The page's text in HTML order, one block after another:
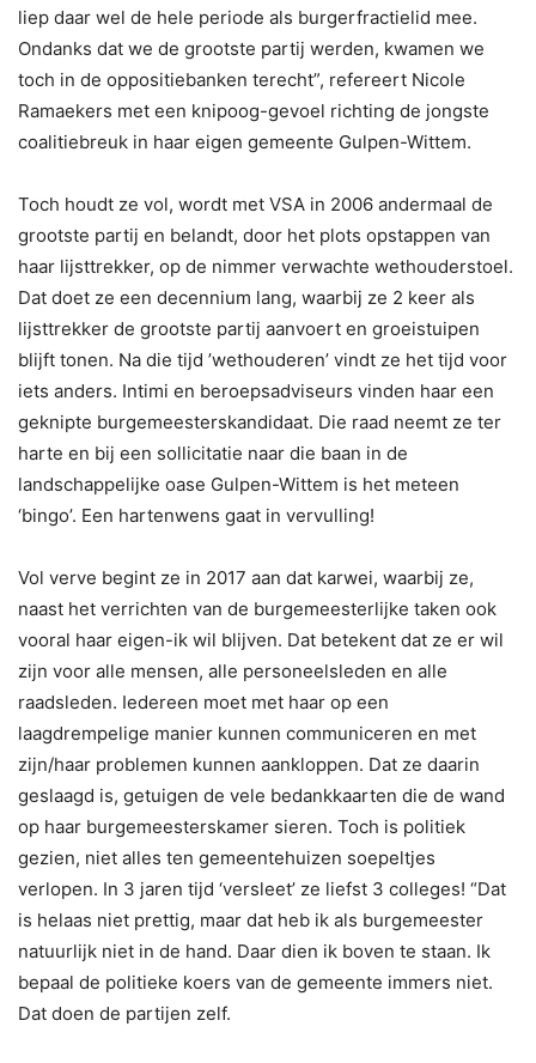
liep daar wel de hele periode als burgerfractielid mee.
Ondanks dat we de grootste partij werden, kwamen we
toch in de oppositiebanken terecht”, refereert Nicole
Ramaekers met een knipoog-gevoel richting de jongste
coalitiebreuk in haar eigen gemeente Gulpen-Wittem.
Toch houdt ze vol, wordt met VSA in 2006 andermaal de
grootste partij en belandt, door het plots opstappen van
haar lijsttrekker, op de nimmer verwachte wethouderstoel.
Dat doet ze een decennium lang, waarbij ze 2 keer als
lijsttrekker de grootste partij aanvoert en groeistuipen
blijft tonen. Na die tijd ’wethouderen’ vindt ze het tijd voor
iets anders. Intimi en beroepsadviseurs vinden haar een
geknipte burgemeesterskandidaat. Die raad neemt ze ter
harte en bij een sollicitatie naar die baan in de
landschappelijke oase Gulpen-Wittem is het meteen
‘bingo’. Een hartenwens gaat in vervulling!
Vol verve begint ze in 2017 aan dat karwei, waarbij ze,
naast het verrichten van de burgemeesterlijke taken ook
vooral haar eigen-ik wil blijven. Dat betekent dat ze er wil
zijn voor alle mensen, alle personeelsleden en alle
raadsleden. Iedereen moet met haar op een
laagdrempelige manier kunnen communiceren en met
zijn/haar problemen kunnen aankloppen. Dat ze daarin
geslaagd is, getuigen de vele bedankkaarten die de wand
op haar burgemeesterskamer sieren. Toch is politiek
gezien, niet alles ten gemeentehuizen soepeltjes
verlopen. In 3 jaren tijd ‘versleet’ ze liefst 3 colleges! “Dat
is helaas niet prettig, maar dat heb ik als burgemeester
natuurlijk niet in de hand. Daar dien ik boven te staan. Ik
bepaal de politieke koers van de gemeente immers niet.
Dat doen de partijen zelf.